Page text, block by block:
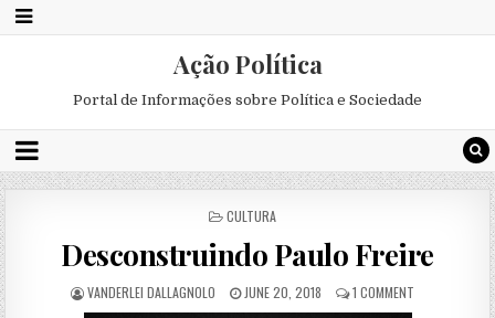
Ação Política
Portal de Informações sobre Política e Sociedade
POSTED
CULTURA
Desconstruindo Paulo Freire
VANDERLEI DALLAGNOLO JUNE 20, 2018 1 COMMENT